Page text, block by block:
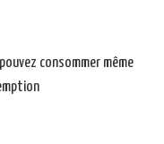
consommer même